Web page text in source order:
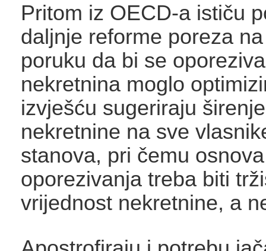
Pritom iz OECD-a ističu
daljnje reforme poreza
poruku da bi se
nekretnina moglo
izvješću sugeriraju
nekretnine na sve
stanova, pri čemu osnova
oporezivanja treba biti
vrijednost nekretnine, a